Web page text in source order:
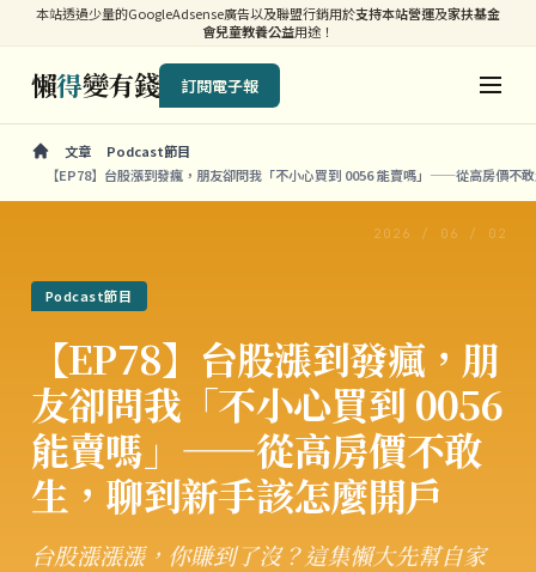
本站透過少量的GoogleAdsense廣告以及聯盟行銷用於支持本站營運及家扶基金
會兒童教養公益用途！
懶得變有錢 訂閱電子報
文章
Podcast節目
【EP78】台股漲到發瘋，朋友卻問我「不小心買到 0056 能賣嗎」——從高房價不
2026 / 06 / 02
Podcast節目
【EP78】台股漲到發瘋，朋
友卻問我「不小心買到 0056
能賣嗎」——從高房價不敢
生，聊到新手該怎麼開戶
台股漲漲漲，你賺到了沒？這集懶大先幫自家